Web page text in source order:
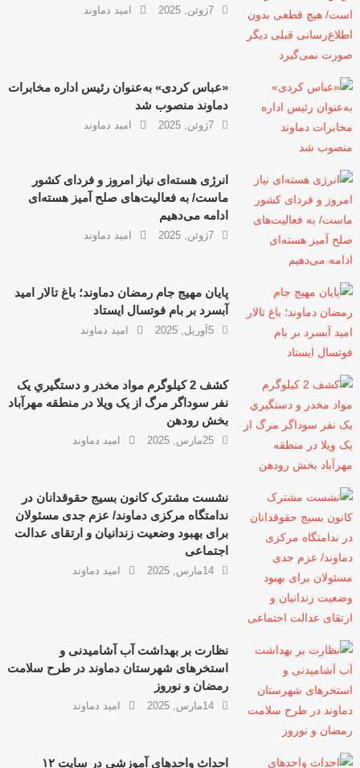
7ژوئن, 2025 امید دماوند
«عباس کردی» به‌عنوان رئیس اداره مخابرات
دماوند منصوب شد
7ژوئن, 2025 امید دماوند
انرژی هسته‌ای نیاز امروز و فردای کشور
ماست/ به فعالیت‌های صلح آمیز هسته‌ای
ادامه می‌دهیم
7ژوئن, 2025 امید دماوند
پایان مهیج جام رمضان دماوند؛ باغ تالار امید
آبسرد بر بام فوتسال ایستاد
5آوریل, 2025 امید دماوند
کشف 2 کيلوگرم مواد مخدر و دستگيري یک
نفر سوداگر مرگ از یک ويلا در منطقه مهرآباد
بخش رودهن
25مارس, 2025 امید دماوند
نشست مشترک کانون بسیج حقوقدانان در
ندامتگاه مرکزی دماوند/ عزم جدی مسئولان
برای بهبود وضعیت زندانیان و ارتقای عدالت
اجتماعی
14مارس, 2025 امید دماوند
نظارت‌ بر بهداشت آب آشامیدنی و
استخرهای شهرستان دماوند در طرح سلامت
رمضان و نوروز
14مارس, 2025 امید دماوند
احداث واحدهای آموزشی در سایت ۱۲